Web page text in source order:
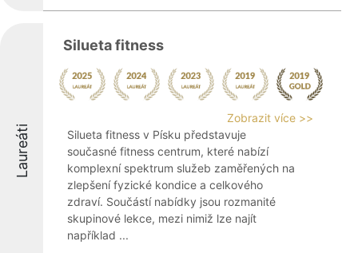
Laureáti
Silueta fitness
Zobrazit více >>
Silueta fitness v Písku představuje
současné fitness centrum, které nabízí
komplexní spektrum služeb zaměřených na
zlepšení fyzické kondice a celkového
zdraví. Součástí nabídky jsou rozmanité
skupinové lekce, mezi nimiž lze najít
například ...